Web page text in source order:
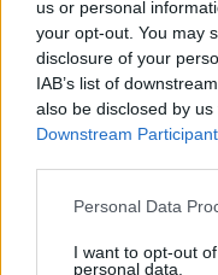
us or personal
your opt-out. You may
disclosure of your
IAB’s list of
also be disclosed by
Downstream
Personal Data
I want to opt-out
personal data.